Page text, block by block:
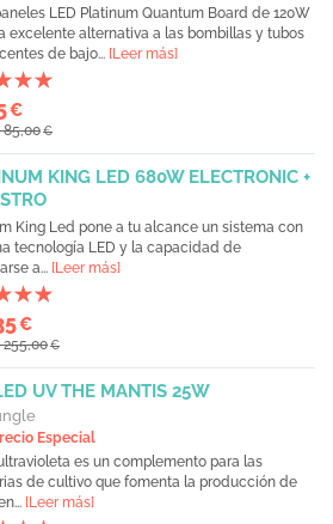
LED Platinum Quantum Board de 120W
excelente alternativa a las bombillas y tubos
de bajo... [Leer más]
€
85,00€
KING LED 680W ELECTRONIC +
King Led pone a tu alcance un sistema con
tecnología LED y la capacidad de
a... [Leer más]
€
255,00€
UV THE MANTIS 25W
Especial
es un complemento para las
de cultivo que fomenta la producción de
[Leer más]